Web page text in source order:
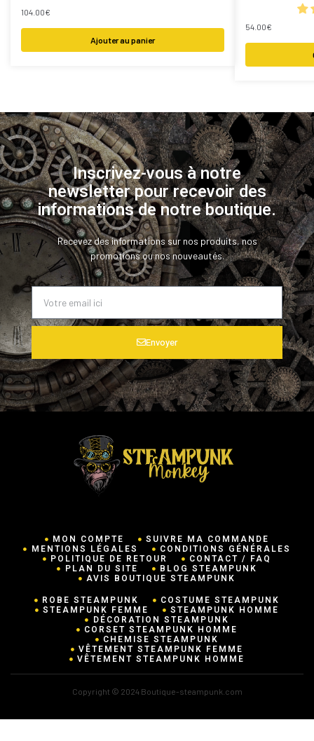
104.00€
Ajouter au panier
54.00€
Inscrivez-vous à notre
newsletter pour recevoir des
informations de notre boutique.
Recevez des informations sur nos produits, nos
promotions ou nos nouveautés.
Envoyer
MON COMPTE SUIVRE MA COMMANDE
MENTIONS LÉGALES CONDITIONS GÉNÉRALES
POLITIQUE DE RETOUR CONTACT / FAQ
PLAN DU SITE BLOG STEAMPUNK
AVIS BOUTIQUE STEAMPUNK
ROBE STEAMPUNK
COSTUME STEAMPUNK
STEAMPUNK FEMME STEAMPUNK HOMME
DÉCORATION STEAMPUNK
CORSET STEAMPUNK HOMME
CHEMISE STEAMPUNK
VÊTEMENT STEAMPUNK FEMME
VÊTEMENT STEAMPUNK HOMME
Copyright © 2024 Boutique-steampunk.com